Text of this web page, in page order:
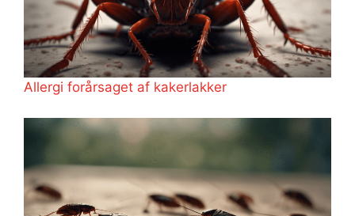
Allergi forårsaget af kakerlakker